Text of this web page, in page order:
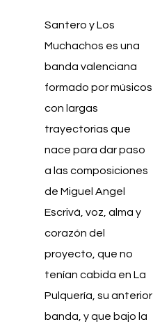
Santero y Los
Muchachos es una
banda valenciana
formado por músicos
con largas
trayectorias que
nace para dar paso
a las composiciones
de Miguel Angel
Escrivá, voz, alma y
corazón del
proyecto, que no
tenían cabida en La
Pulquería, su anterior
banda, y que bajo la